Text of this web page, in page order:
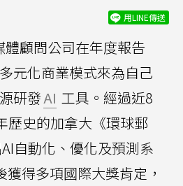
用LINE傳送
體顧問公司在年度報告
元化商業模式來為自己
研發AI 工具。經過近8
歷史的加拿大《環球郵
自動化、優化及預測系
得多項國際大獎肯定，